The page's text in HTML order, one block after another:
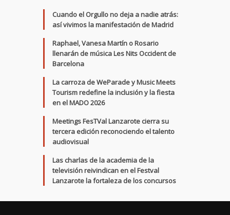
Cuando el Orgullo no deja a nadie atrás:
así vivimos la manifestación de Madrid
Raphael, Vanesa Martín o Rosario
llenarán de música Les Nits Occident de
Barcelona
La carroza de WeParade y Music Meets
Tourism redefine la inclusión y la fiesta
en el MADO 2026
Meetings FesTVal Lanzarote cierra su
tercera edición reconociendo el talento
audiovisual
Las charlas de la academia de la
televisión reivindican en el Festval
Lanzarote la fortaleza de los concursos